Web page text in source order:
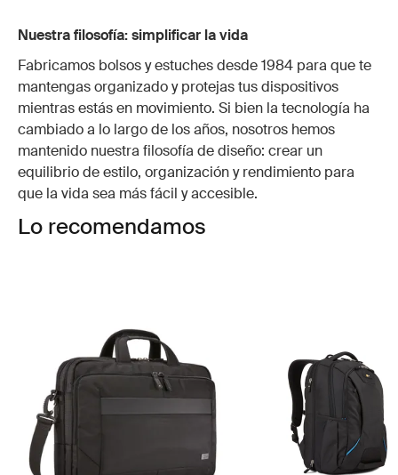
Nuestra filosofía: simplificar la vida
Fabricamos bolsos y estuches desde 1984 para que te
mantengas organizado y protejas tus dispositivos
mientras estás en movimiento. Si bien la tecnología ha
cambiado a lo largo de los años, nosotros hemos
mantenido nuestra filosofía de diseño: crear un
equilibrio de estilo, organización y rendimiento para
que la vida sea más fácil y accesible.
Lo recomendamos